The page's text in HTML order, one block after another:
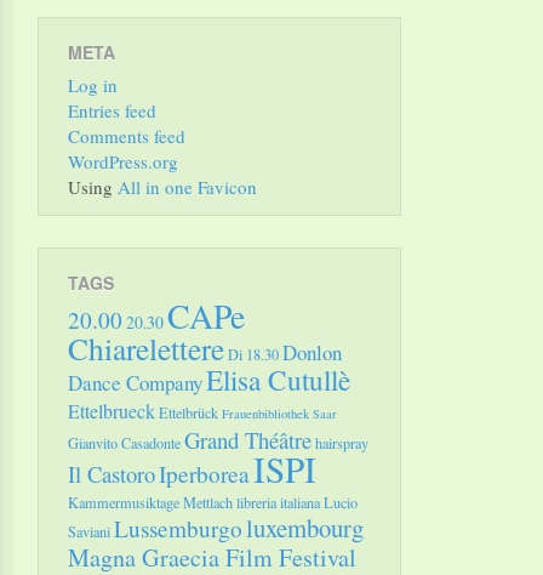
META
Log in
Entries feed
Comments feed
WordPress.org
Using All in one Favicon
TAGS
20.00 20.30CAPe
ChiarelettereDi 18.30Donlon
Dance CompanyElisa Cutullè
EttelbrueckEttelbrück Frauenbibliothek Saar
Gianvito CasadonteGrand Théâtrehairspray
Il CastoroIperboreaISPI
Kammermusiktage Mettlachlibreria italianaLucio
SavianiLussemburgoluxembourg
Magna Graecia Film Festival